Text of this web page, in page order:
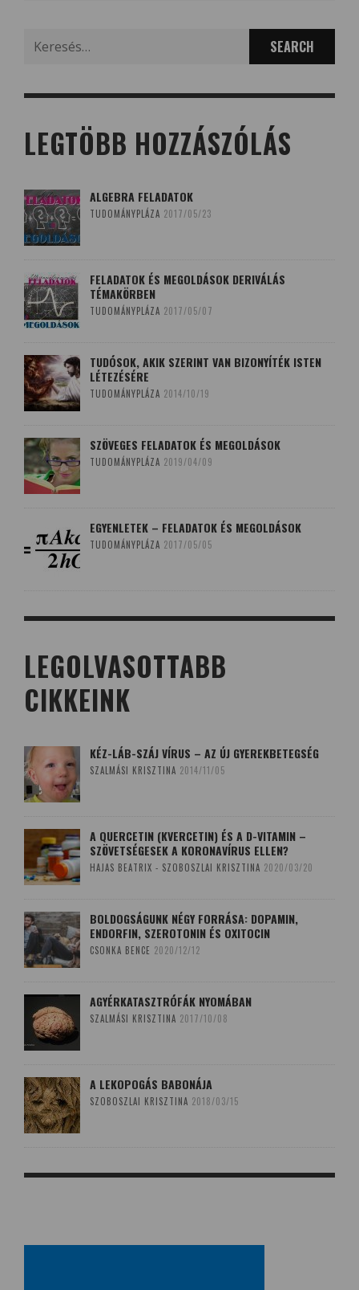
for:
LEGTÖBB HOZZÁSZÓLÁS
ALGEBRA FELADATOK
TUDOMÁNYPLÁZA 2017/05/23
FELADATOK ÉS MEGOLDÁSOK DERIVÁLÁS
TÉMAKÖRBEN
TUDOMÁNYPLÁZA 2017/05/07
TUDÓSOK, AKIK SZERINT VAN BIZONYÍTÉK ISTEN
LÉTEZÉSÉRE
TUDOMÁNYPLÁZA 2014/10/19
SZÖVEGES FELADATOK ÉS MEGOLDÁSOK
TUDOMÁNYPLÁZA 2019/04/09
EGYENLETEK – FELADATOK ÉS MEGOLDÁSOK
TUDOMÁNYPLÁZA 2017/05/05
LEGOLVASOTTABB
CIKKEINK
KÉZ-LÁB-SZÁJ VÍRUS – AZ ÚJ GYEREKBETEGSÉG
SZALMÁSI KRISZTINA 2014/11/05
A QUERCETIN (KVERCETIN) ÉS A D-VITAMIN –
SZÖVETSÉGESEK A KORONAVÍRUS ELLEN?
HAJAS BEATRIX - SZOBOSZLAI KRISZTINA 2020/03/20
BOLDOGSÁGUNK NÉGY FORRÁSA: DOPAMIN,
ENDORFIN, SZEROTONIN ÉS OXITOCIN
CSONKA BENCE 2020/12/12
AGYÉRKATASZTRÓFÁK NYOMÁBAN
SZALMÁSI KRISZTINA 2017/10/08
A LEKOPOGÁS BABONÁJA
SZOBOSZLAI KRISZTINA 2018/03/15